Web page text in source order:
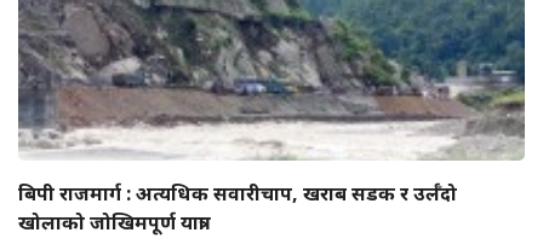
बिपी राजमार्ग : अत्यधिक सवारीचाप, खराब सडक र उर्लँदो
खोलाको जोखिमपूर्ण यात्रा